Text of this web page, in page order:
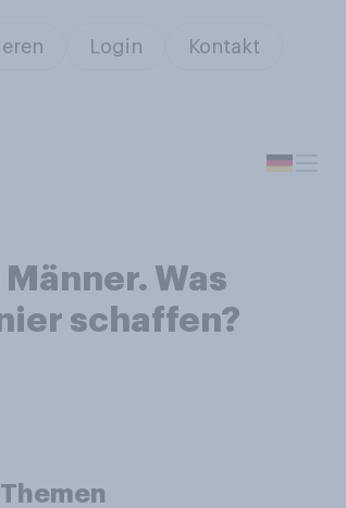
Login Kontakt
Was
schaffen?